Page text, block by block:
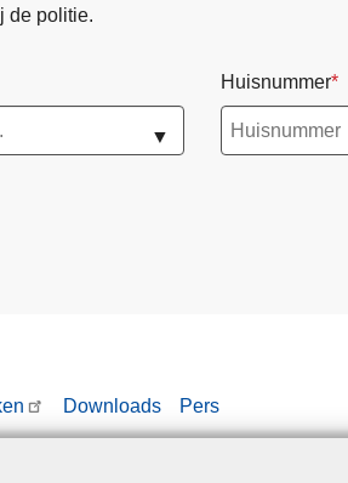
de politie.
▼
Huisnummer
Downloads Pers